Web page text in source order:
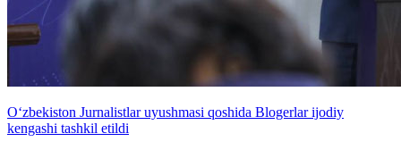
O‘zbekiston Jurnalistlar uyushmasi qoshida Blogerlar ijodiy
kengashi tashkil etildi